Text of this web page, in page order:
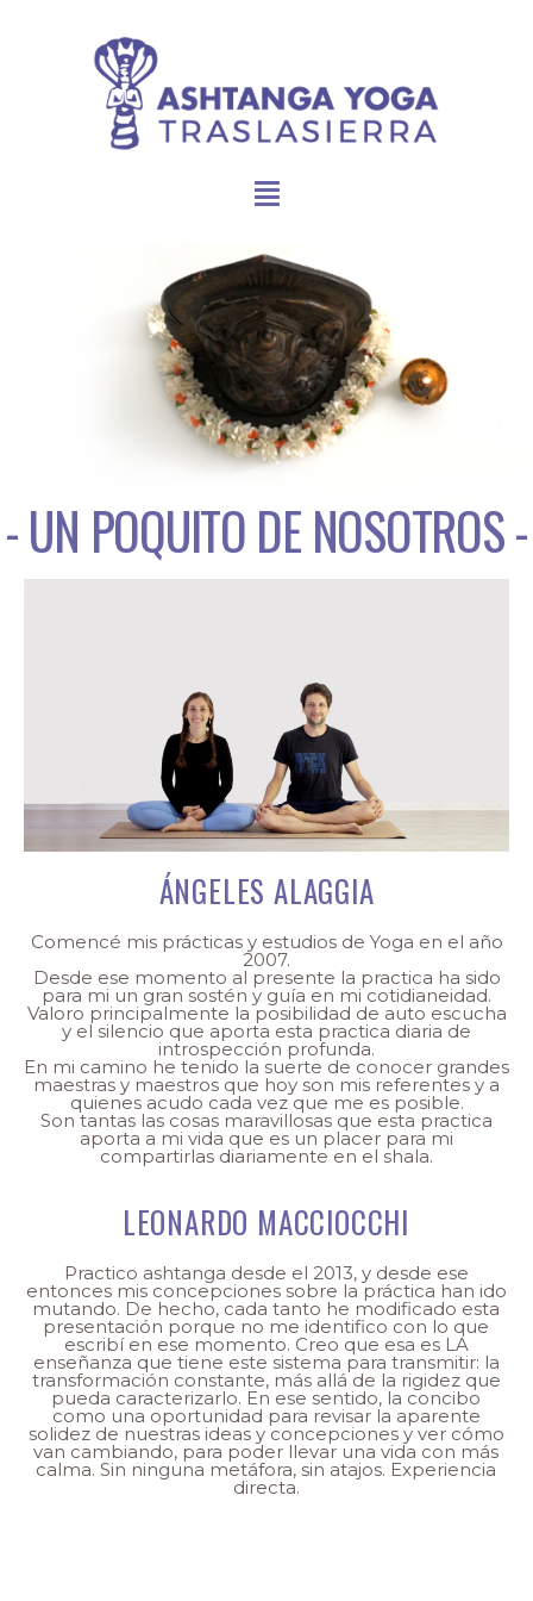
- UN POQUITO DE NOSOTROS -
ÁNGELES ALAGGIA
Comencé mis prácticas y estudios de Yoga en el año
2007.
Desde ese momento al presente la practica ha sido
para mi un gran sostén y guía en mi cotidianeidad.
Valoro principalmente la posibilidad de auto escucha
y el silencio que aporta esta practica diaria de
introspección profunda.
En mi camino he tenido la suerte de conocer grandes
maestras y maestros que hoy son mis referentes y a
quienes acudo cada vez que me es posible.
Son tantas las cosas maravillosas que esta practica
aporta a mi vida que es un placer para mi
compartirlas diariamente en el shala.
LEONARDO MACCIOCCHI
Practico ashtanga desde el 2013, y desde ese
entonces mis concepciones sobre la práctica han ido
mutando. De hecho, cada tanto he modificado esta
presentación porque no me identifico con lo que
escribí en ese momento. Creo que esa es LA
enseñanza que tiene este sistema para transmitir: la
transformación constante, más allá de la rigidez que
pueda caracterizarlo. En ese sentido, la concibo
como una oportunidad para revisar la aparente
solidez de nuestras ideas y concepciones y ver cómo
van cambiando, para poder llevar una vida con más
calma. Sin ninguna metáfora, sin atajos. Experiencia
directa.